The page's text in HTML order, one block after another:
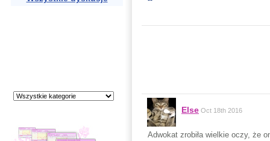
Else Oct 18th 2016
Adwokat zrobiła wielkie oczy, że